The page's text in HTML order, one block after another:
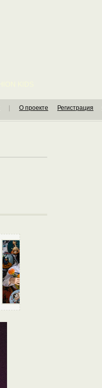
О проекте Регистрация